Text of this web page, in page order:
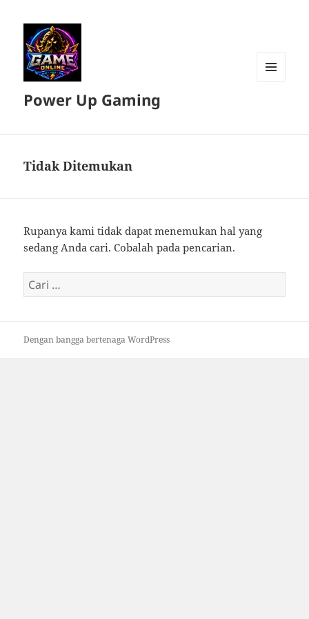
Power Up Gaming
Tidak Ditemukan
Rupanya kami tidak dapat menemukan hal yang
sedang Anda cari. Cobalah pada pencarian.
Cari
untuk:
Dengan bangga bertenaga WordPress